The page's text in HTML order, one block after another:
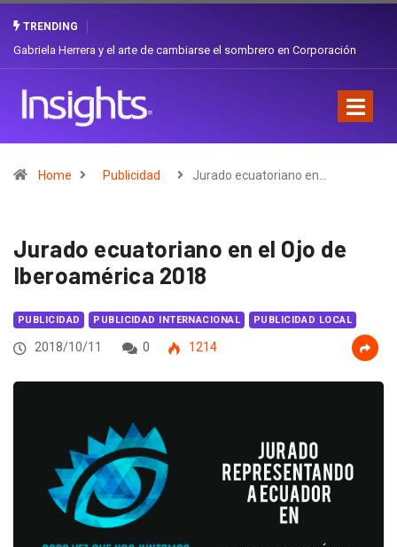
TRENDING
Gabriela Herrera y el arte de cambiarse el sombrero en Corporación
Home Publicidad Jurado ecuatoriano en…
Jurado ecuatoriano en el Ojo de
Iberoamérica 2018
PUBLICIDAD PUBLICIDAD INTERNACIONAL PUBLICIDAD LOCAL
2018/10/11 0 1214